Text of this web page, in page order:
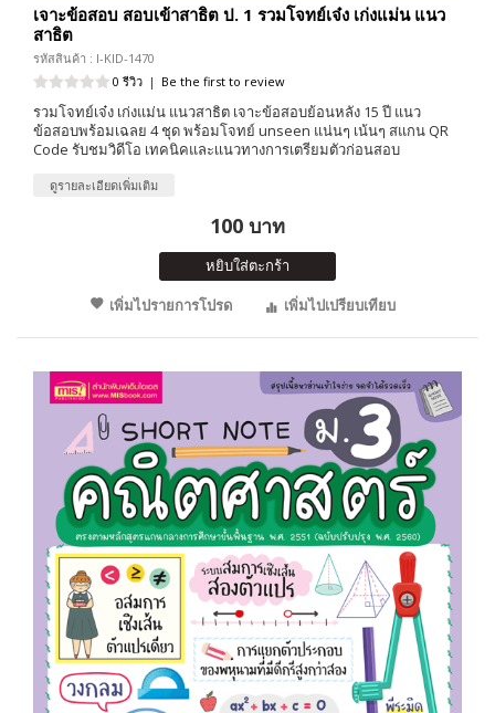
เจาะข้อสอบ สอบเข้าสาธิต ป. 1 รวมโจทย์เจ๋ง เก่งแม่น แนว
สาธิต
รหัสสินค้า : I-KID-1470
0 รีวิว | Be the first to review
รวมโจทย์เจ๋ง เก่งแม่น แนวสาธิต เจาะข้อสอบย้อนหลัง 15 ปี แนว
ข้อสอบพร้อมเฉลย 4 ชุด พร้อมโจทย์ unseen แน่นๆ เน้นๆ สแกน QR
Code รับชมวิดีโอ เทคนิคและเเนวทางการเตรียมตัวก่อนสอบ
ดูรายละเอียดเพิ่มเติม
100 บาท
หยิบใส่ตะกร้า
เพิ่มไปรายการโปรด
เพิ่มไปเปรียบเทียบ